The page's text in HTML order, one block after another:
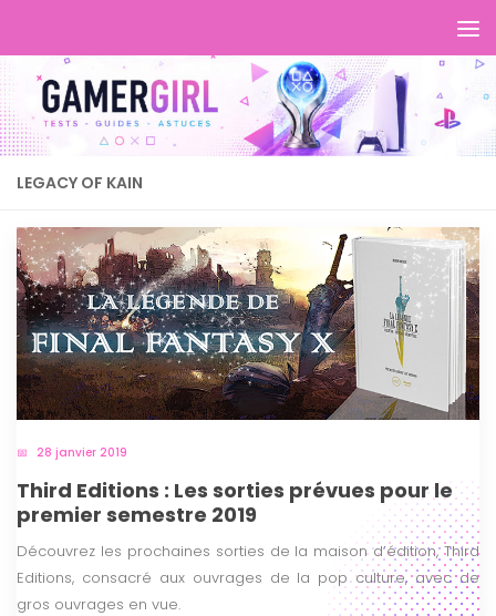
LEGACY OF KAIN
28 janvier 2019
Third Editions : Les sorties prévues pour le
premier semestre 2019
Découvrez les prochaines sorties de la maison d’édition, Third
Editions, consacré aux ouvrages de la pop culture, avec de
gros ouvrages en vue.